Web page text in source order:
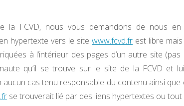
FCVD, nous vous demandons de nous
hypertexte vers le sitewww.fcvd.fr est libre
à l’intérieur des pages d’un autre site
qu’il se trouve sur le site de la FCVD et
aucun cas tenu responsable du contenu ainsi
se trouverait lié par des liens hypertextes ou tout